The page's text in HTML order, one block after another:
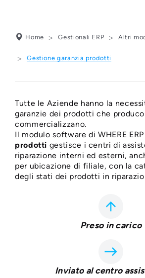
GARANZIA
PRODOTTI
Home Gestionali ERP Altri
Gestione garanzia prodotti
Tutte le Aziende hanno la
garanzie dei prodotti che
commercializzano.
Il modulo software di WHERE
prodotti gestisce i centri di
riparazione interni ed esterni,
per ubicazione di filiale, con la
degli stati dei prodotti in
arrow_upward
Preso in carico
east
Inviato al centro